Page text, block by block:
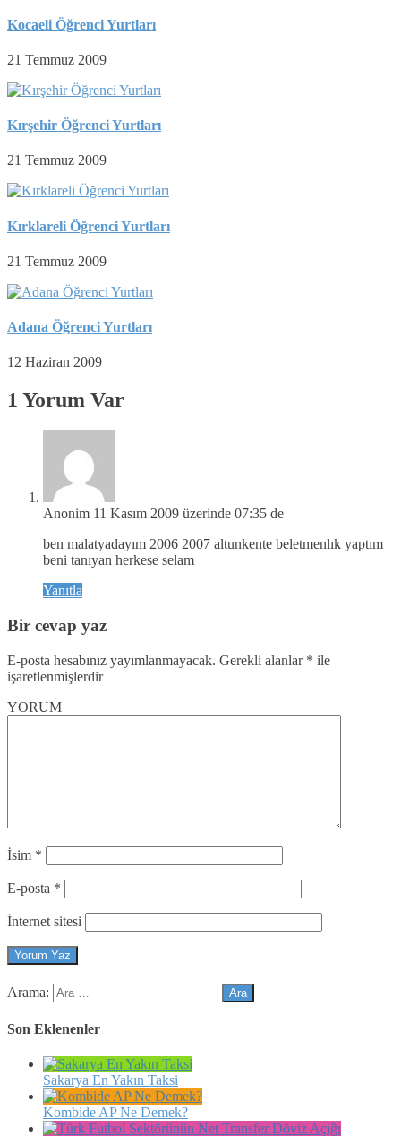
Kocaeli Öğrenci Yurtları
21 Temmuz 2009
Kırşehir Öğrenci Yurtları
21 Temmuz 2009
Kırklareli Öğrenci Yurtları
21 Temmuz 2009
Adana Öğrenci Yurtları
12 Haziran 2009
1 Yorum Var
Anonim 11 Kasım 2009 üzerinde 07:35 de
ben malatyadayım 2006 2007 altunkente beletmenlık yaptım
beni tanıyan herkese selam
Yanıtla
Bir cevap yaz
E-posta hesabınız yayımlanmayacak. Gerekli alanlar * ile
işaretlenmişlerdir
YORUM
İsim *
E-posta *
İnternet sitesi
Arama:
Son Eklenenler
Sakarya En Yakın Taksi
Kombide AP Ne Demek?